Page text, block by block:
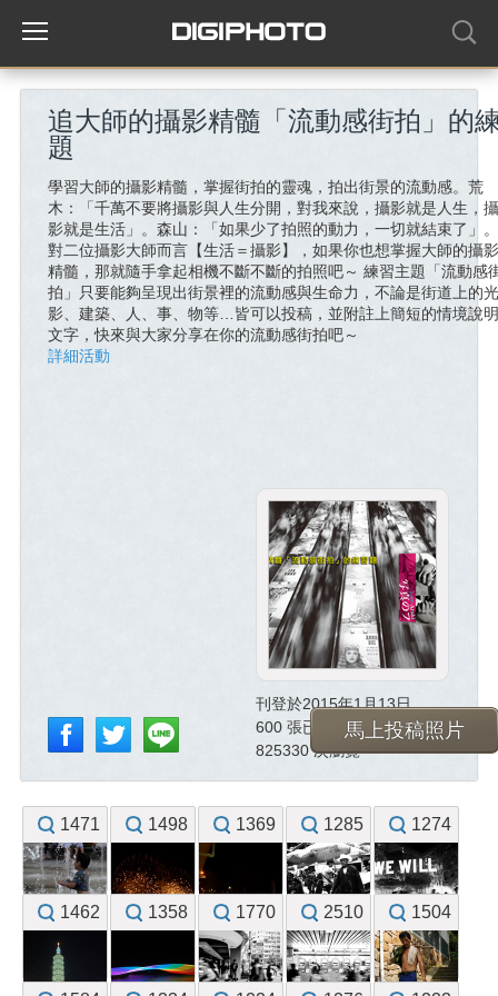
追大師的攝影精髓「流動感街拍」的
題
學習大師的攝影精髓，掌握街拍的靈魂，拍出街景的流動感。荒
木：「千萬不要將攝影與人生分開，對我來說，攝影就是人生，
影就是生活」。森山：「如果少了拍照的動力，一切就結束了」
對二位攝影大師而言【生活＝攝影】，如果你也想掌握大師的攝
精髓，那就隨手拿起相機不斷不斷的拍照吧～ 練習主題「流動感
拍」只要能夠呈現出街景裡的流動感與生命力，不論是街道上的
影、建築、人、事、物等…皆可以投稿，並附註上簡短的情境說
文字，快來與大家分享在你的流動感街拍吧～
詳細活動
馬上投稿照片
刊登於2015年1月13日
600 張已投稿照片
825330 次瀏覽
1471 1498 1369 1285 1274
1462 1358 1770 2510 1504